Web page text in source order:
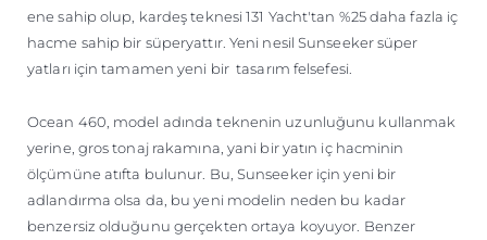
ene sahip olup, kardeş teknesi 131 Yacht'tan %25 daha fazla iç
hacme sahip bir süperyattır. Yeni nesil Sunseeker süper
yatları için tamamen yeni bir tasarım felsefesi.
Ocean 460, model adında teknenin uzunluğunu kullanmak
yerine, gros tonaj rakamına, yani bir yatın iç hacminin
ölçümüne atıfta bulunur. Bu, Sunseeker için yeni bir
adlandırma olsa da, bu yeni modelin neden bu kadar
benzersiz olduğunu gerçekten ortaya koyuyor. Benzer